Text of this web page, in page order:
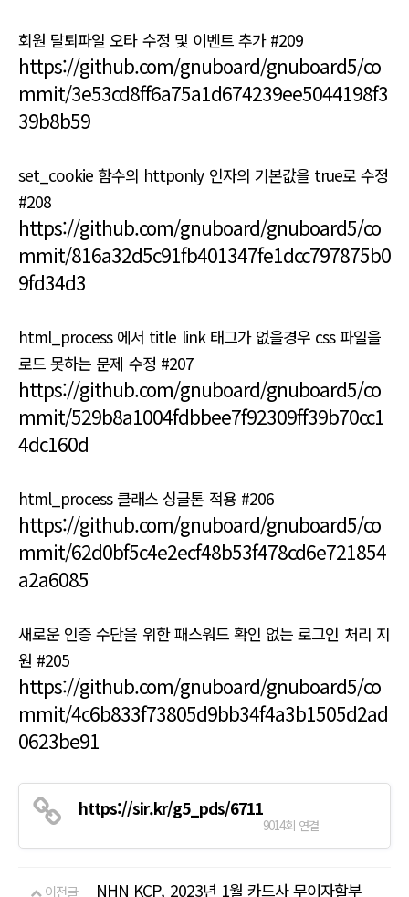
회원 탈퇴파일 오타 수정 및 이벤트 추가 #209
https://github.com/gnuboard/gnuboard5/co
mmit/3e53cd8ff6a75a1d674239ee5044198f3
39b8b59
set_cookie 함수의 httponly 인자의 기본값을 true로 수정
#208
https://github.com/gnuboard/gnuboard5/co
mmit/816a32d5c91fb401347fe1dcc797875b0
9fd34d3
html_process 에서 title link 태그가 없을경우 css 파일을
로드 못하는 문제 수정 #207
https://github.com/gnuboard/gnuboard5/co
mmit/529b8a1004fdbbee7f92309ff39b70cc1
4dc160d
html_process 클래스 싱글톤 적용 #206
https://github.com/gnuboard/gnuboard5/co
mmit/62d0bf5c4e2ecf48b53f478cd6e721854
a2a6085
새로운 인증 수단을 위한 패스워드 확인 없는 로그인 처리 지
원 #205
https://github.com/gnuboard/gnuboard5/co
mmit/4c6b833f73805d9bb34f4a3b1505d2ad
0623be91
https://sir.kr/g5_pds/6711
9014회 연결
이전글 NHN KCP, 2023년 1월 카드사 무이자할부